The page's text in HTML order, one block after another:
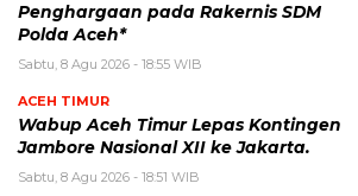
Penghargaan pada Rakernis SDM
Polda Aceh*
Sabtu, 8 Agu 2026 - 18:55 WIB
ACEH TIMUR
Wabup Aceh Timur Lepas Kontingen
Jambore Nasional XII ke Jakarta.
Sabtu, 8 Agu 2026 - 18:51 WIB